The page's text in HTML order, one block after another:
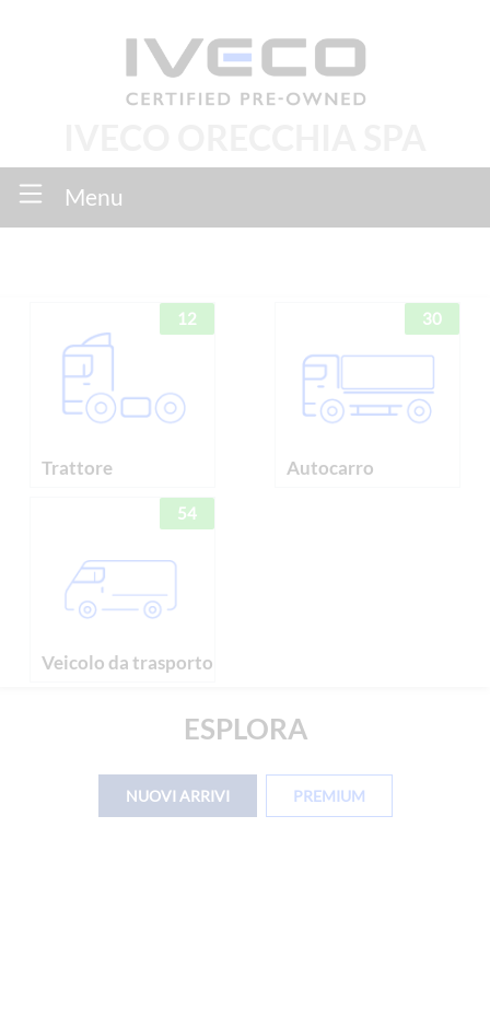
Menu
12
Trattore
30
Autocarro
54
Veicolo da trasporto
ESPLORA
NUOVI ARRIVI PREMIUM